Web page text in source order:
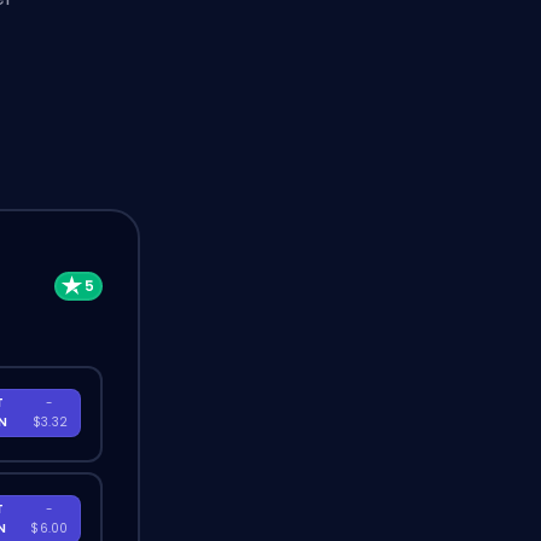
-
$3.32
-
$6.00